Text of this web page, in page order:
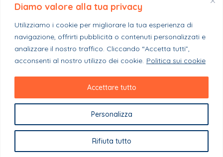
Diamo valore alla tua privacy
Utilizziamo i cookie per migliorare la tua esperienza di
navigazione, offrirti pubblicità o contenuti personalizzati e
analizzare il nostro traffico. Cliccando “Accetta tutti”,
acconsenti al nostro utilizzo dei cookie. Politica sui cookie
Personalizza
Rifiuta tutto
Accettare tutto
Privacy Policy
Gestisci impostazioni Cookies
Esplora il catalogo
Casa
Ferramenta & Co.
Giardino e agricoltura
Stagionali
Copyright 2023 - EuroGross Srl - P. IVA: 03999590825